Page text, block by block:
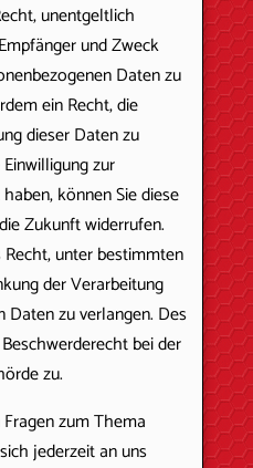
unentgeltlich
und Zweck
Daten zu
ein Recht, die
dieser Daten zu
zur
können Sie diese
Zukunft widerrufen.
unter bestimmten
der Verarbeitung
Daten zu verlangen. Des
bei der
zu.
zum Thema
jederzeit an uns